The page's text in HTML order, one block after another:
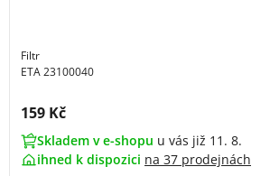
Filtr
ETA 23100040
Cena s DPH:
159 Kč
Skladem v e-shopu u vás již 11. 8.
ihned k dispozici na 37 prodejnách